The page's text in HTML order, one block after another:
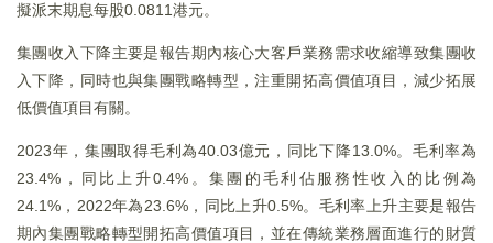
擬派末期息每股0.0811港元。
集團收入下降主要是報告期內核心大客戶業務需求收縮導致集團收
入下降，同時也與集團戰略轉型，注重開拓高價值項目，減少拓展
低價值項目有關。
2023年，集團取得毛利為40.03億元，同比下降13.0%。毛利率為
23.4%，同比上升0.4%。集團的毛利佔服務性收入的比例為
24.1%，2022年為23.6%，同比上升0.5%。毛利率上升主要是報告
期內集團戰略轉型開拓高價值項目，並在傳統業務層面進行的財質